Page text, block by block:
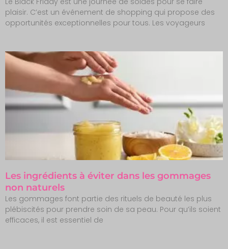
plaisir. C’est un événement de shopping qui propose des
opportunités exceptionnelles pour tous. Les voyageurs
Les ingrédients à éviter dans les gommages
non naturels
Les gommages font partie des rituels de beauté les plus
plébiscités pour prendre soin de sa peau. Pour qu’ils soient
efficaces, il est essentiel de